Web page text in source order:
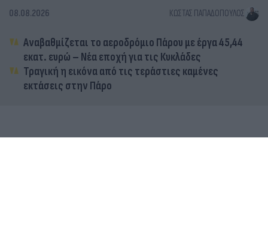
08.08.2026 ΚΏΣΤΑΣ ΠΑΠΑΔΌΠΟΥΛΟΣ
Αναβαθμίζεται το αεροδρόμιο Πάρου με έργα 45,44
εκατ. ευρώ – Νέα εποχή για τις Κυκλάδες
Τραγική η εικόνα από τις τεράστιες καμένες
εκτάσεις στην Πάρο